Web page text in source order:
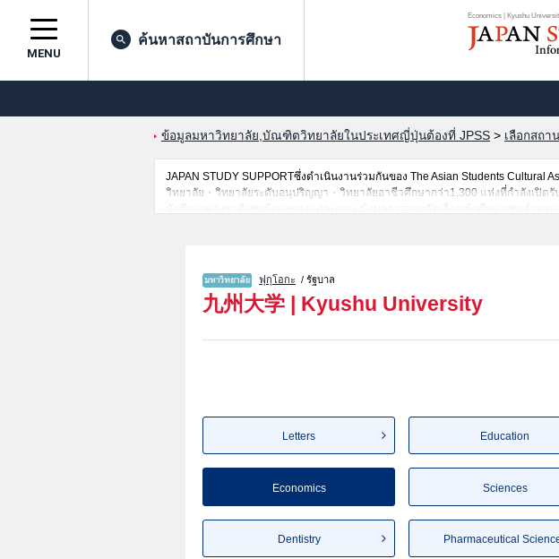
Economics | Kyushu
MENU
ค้นหาสถาบันการศึกษา
ข้อมูลมหาวิทยาลัย,บัณฑิตวิทยาลัยในประเทศญี่ปุ่นต้องที่ JPSS > เลือกสถา
JAPAN STUDY SUPPORTซึ่งดำเนินงานร่วมกันของ The Asian Students
วิทยาลัย・วิทยาลัยระดับอนุปริญญา・วิทยาลัยอาชีวศึกษากว่า1,300 แห่งที่กำลังเปิด
นักศึกษาต่างชาติเช่นข้อมูลของแต่ละคณะ,ข้อมูลการสอบคัดเลือกเข้าศึกษาเช่นจำน
ฟุกุโอกะ / รัฐบาล
九州大学 | Kyushu University
Letters Education
Economics Sciences
Dentistry Pharmaceutical